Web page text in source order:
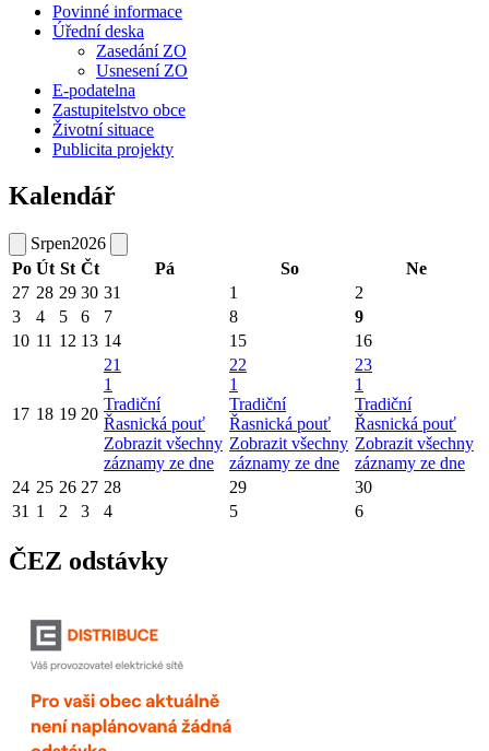
Povinné informace
Úřední deska
Zasedání ZO
Usnesení ZO
E-podatelna
Zastupitelstvo obce
Životní situace
Publicita projekty
Kalendář
Srpen2026
Po Út St Čt Pá So
Ne
27 28 29 30 31 1
2
3
4 5 6 7 8
9
10 11 12 13 14 15 16
17 18 19 20
21
1
Tradiční
Řasnická pouť
Zobrazit všechny
záznamy ze dne
22
1
Tradiční
Řasnická pouť
Zobrazit všechny
záznamy ze dne
23
1
Tradiční
Řasnická pouť
Zobrazit všechny
záznamy ze dne
24 25 26 27 28 29
30
31 1 2 3 4 5 6
ČEZ odstávky